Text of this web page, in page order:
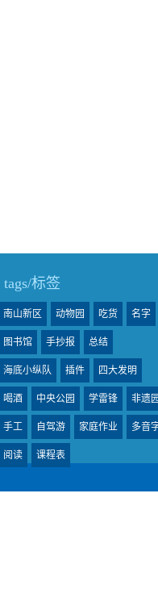
tags/标签
南山新区 动物园 吃货 名字
图书馆 手抄报 总结
海底小纵队 插件 四大发明
喝酒 中央公园 学雷锋 非遗
手工 自驾游 家庭作业 多音
阅读 课程表